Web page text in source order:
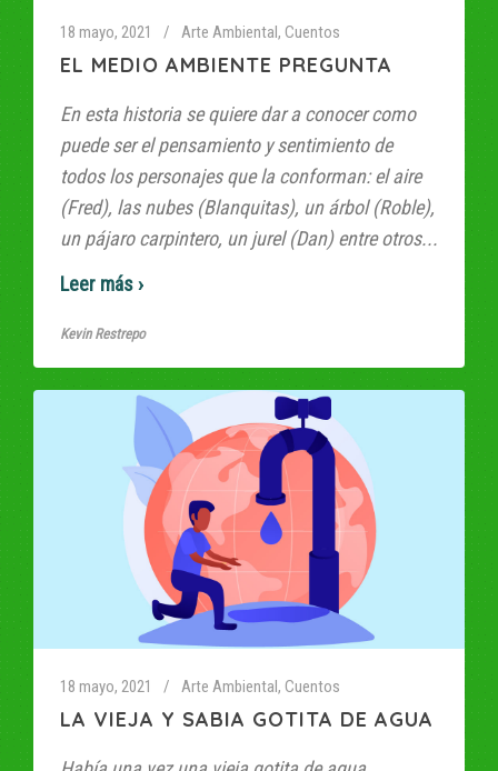
18 mayo, 2021 Arte Ambiental, Cuentos
EL MEDIO AMBIENTE PREGUNTA
En esta historia se quiere dar a conocer como
puede ser el pensamiento y sentimiento de
todos los personajes que la conforman: el aire
(Fred), las nubes (Blanquitas), un árbol (Roble),
un pájaro carpintero, un jurel (Dan) entre otros...
Kevin Restrepo
18 mayo, 2021 Arte Ambiental, Cuentos
LA VIEJA Y SABIA GOTITA DE AGUA